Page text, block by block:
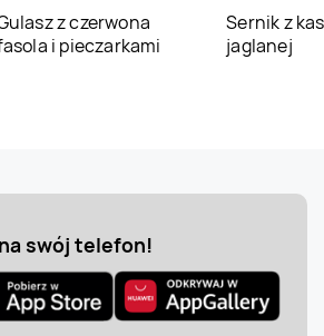
z czerwona
i pieczarkami
Sernik z
jaglanej
swój telefon!